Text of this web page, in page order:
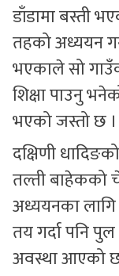
डाँडामा बस्ती
तहको अध्ययन
भएकाले सो
शिक्षा पाउनु
भएको जस्तो छ ।
दक्षिणी
तल्ती बाहेकको
अध्ययनका लागि
तय गर्दा पनि
अवस्था आएको